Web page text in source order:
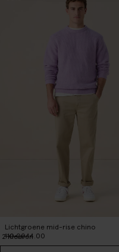
Lichtgroene mid-rise chino
110.0044.00
2Kleuren